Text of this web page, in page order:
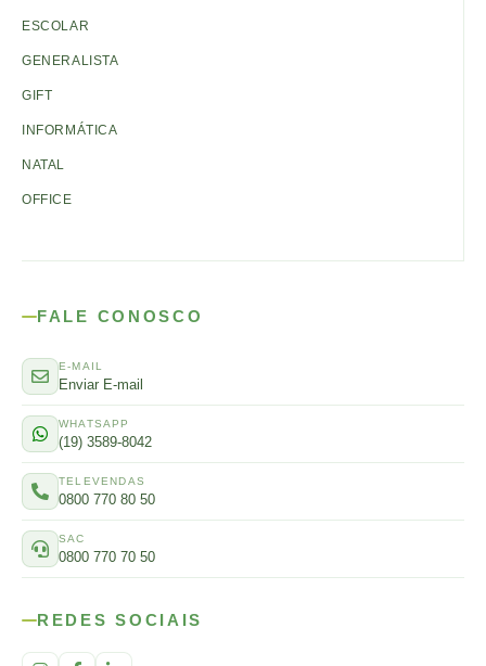
ESCOLAR
GENERALISTA
GIFT
INFORMÁTICA
NATAL
OFFICE
FALE CONOSCO
E-MAIL
Enviar E-mail
WHATSAPP
(19) 3589-8042
TELEVENDAS
0800 770 80 50
SAC
0800 770 70 50
REDES SOCIAIS